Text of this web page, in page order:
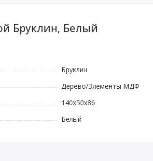
Бруклин, Белый
Бруклин
Дерево/Элементы МДФ
140х50х86
Белый